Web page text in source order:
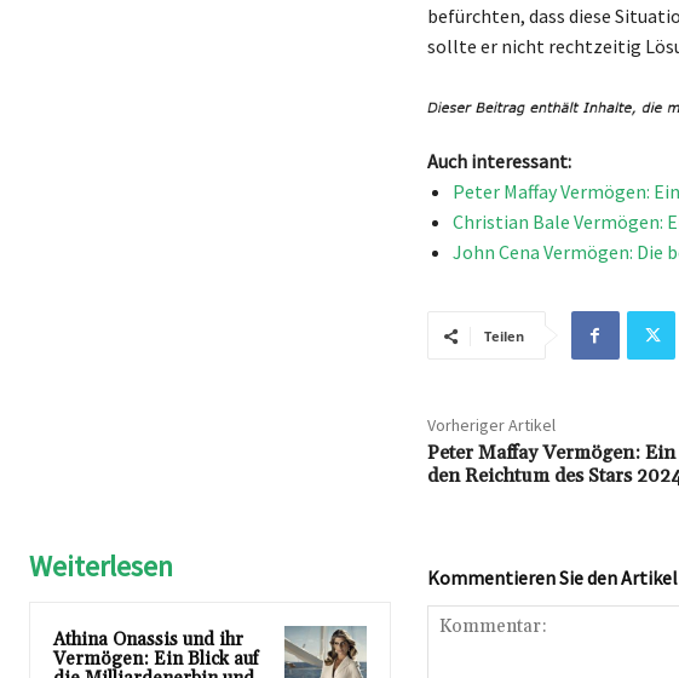
befürchten, dass diese
sollte er nicht rechtzeitig
Auch interessant:
Peter Maffay Vermögen:
Christian Bale Vermögen:
John Cena Vermögen: Die
Teilen
Vorheriger Artikel
Peter Maffay Vermögen:
den Reichtum des Stars
Weiterlesen
Athina Onassis und ihr
Vermögen: Ein Blick auf
Kommentieren Sie den Artikel